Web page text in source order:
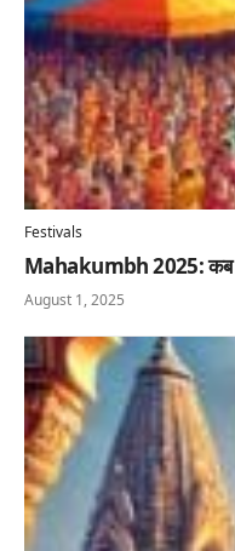
Festivals
Mahakumbh 2025: कब है
August 1, 2025